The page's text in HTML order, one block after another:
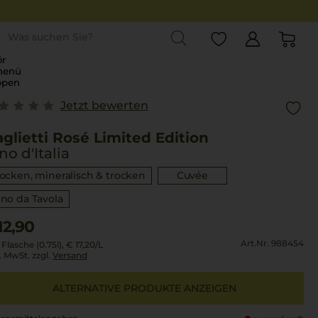
Jetzt bewerten
Rosé Limited Edition
d'Italia
mineralisch & trocken
Cuvée
da Tavola
(0.75l), € 17,20/L
MwSt. zzgl. Versand
Art.Nr. 988454
ALTERNATIVE PRODUKTE ANZEIGEN